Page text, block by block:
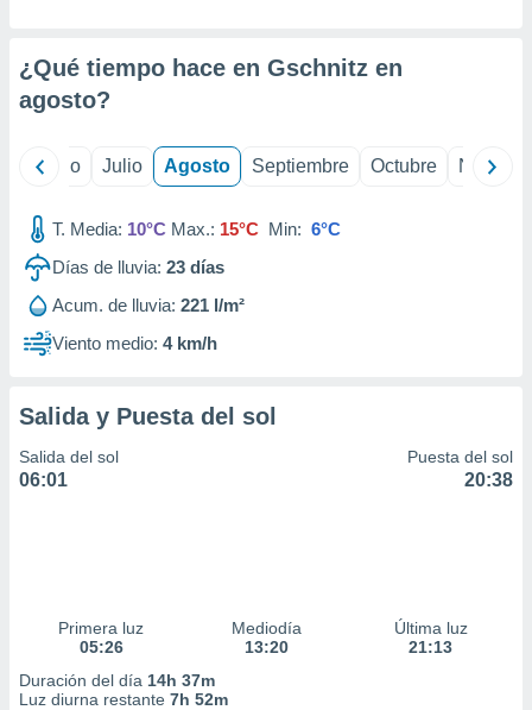
¿Qué tiempo hace en Gschnitz en
agosto?
Junio Julio Agosto Septiembre Octubre
T. Media: 10°C Max.: 15°C Min: 6°C
Días de lluvia: 23 días
Acum. de lluvia: 221 l/m²
Viento medio: 4 km/h
Salida y Puesta del sol
Salida del sol
06:01
Puesta del sol
20:38
Primera luz
05:26
Mediodía
13:20
Última luz
21:13
Duración del día 14h 37m
Luz diurna restante 7h 52m